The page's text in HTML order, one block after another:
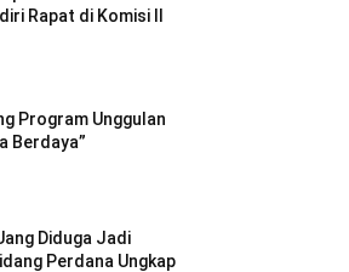
Rapat di Komisi II
Program Unggulan
Berdaya”
Diduga Jadi
Perdana Ungkap